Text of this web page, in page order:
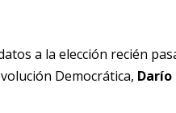
a la elección recién
Democrática, Darío